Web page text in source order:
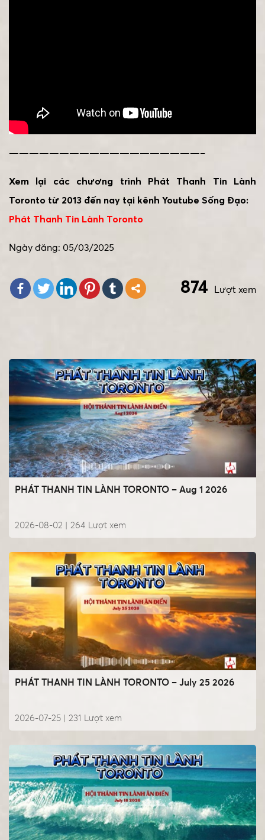
———————————————————–
Xem lại các chương trình Phát Thanh Tin Lành
Toronto từ 2013 đến nay tại kênh Youtube Sống Đạo:
Phát Thanh Tin Lành Toronto
Ngày đăng: 05/03/2025
Lượt xem
874
PHÁT THANH TIN LÀNH TORONTO – Aug 1 2026
2026-08-02 | Lượt xem
264
PHÁT THANH TIN LÀNH TORONTO – July 25 2026
2026-07-25 | Lượt xem
231